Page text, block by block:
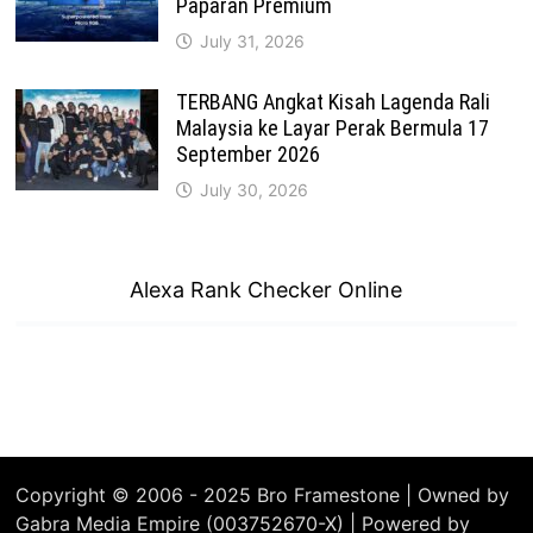
Paparan Premium
July 31, 2026
TERBANG Angkat Kisah Lagenda Rali
Malaysia ke Layar Perak Bermula 17
September 2026
July 30, 2026
Alexa Rank Checker Online